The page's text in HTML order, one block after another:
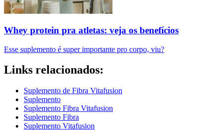
Whey protein pra atletas: veja os benefícios
Esse suplemento é super importante pro corpo, viu?
Links relacionados:
Suplemento de Fibra Vitafusion
Suplemento
Suplemento Fibra Vitafusion
Suplemento Fibra
Suplemento Vitafusion